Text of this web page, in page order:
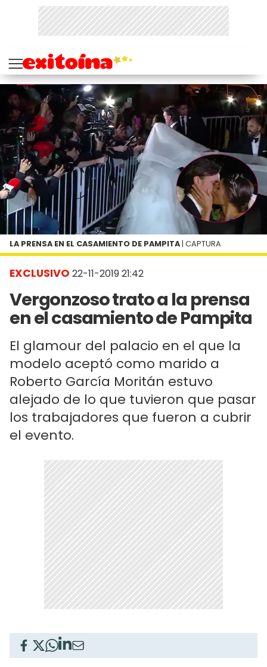
EXCLUSIVO 22-11-2019 21:42
Vergonzoso trato a la prensa
en el casamiento de Pampita
El glamour del palacio en el que la
modelo aceptó como marido a
Roberto García Moritán estuvo
alejado de lo que tuvieron que pasar
los trabajadores que fueron a cubrir
el evento.
LA PRENSA EN EL CASAMIENTO DE PAMPITA | CAPTURA